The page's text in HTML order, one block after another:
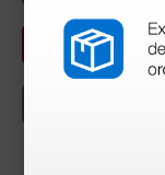
Cirugía
Suscríbete